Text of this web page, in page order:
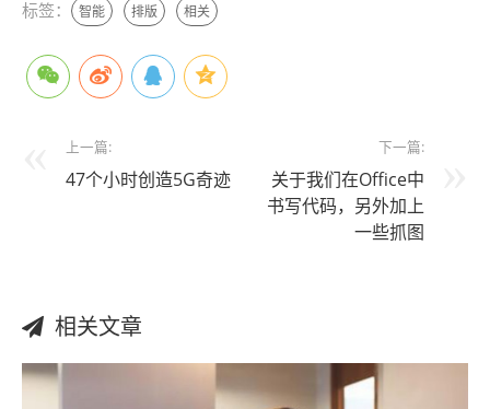
标签： 智能 排版 相关
上一篇:
47个小时创造5G奇迹
下一篇:
关于我们在Office中
书写代码，另外加上
一些抓图
相关文章